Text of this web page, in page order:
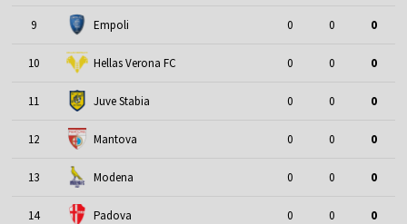
9 Empoli 0 0 0
10 Hellas Verona FC 0 0 0
11 Juve Stabia 0 0 0
12 Mantova 0 0 0
13 Modena 0 0 0
14 Padova 0 0 0